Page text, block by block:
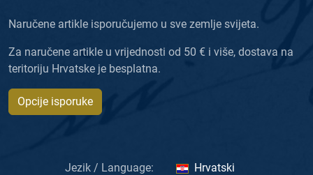
Naručene artikle isporučujemo u sve zemlje svijeta.
Za naručene artikle u vrijednosti od 50 € i više, dostava na
teritoriju Hrvatske je besplatna.
Opcije isporuke
Jezik / Language: Hrvatski